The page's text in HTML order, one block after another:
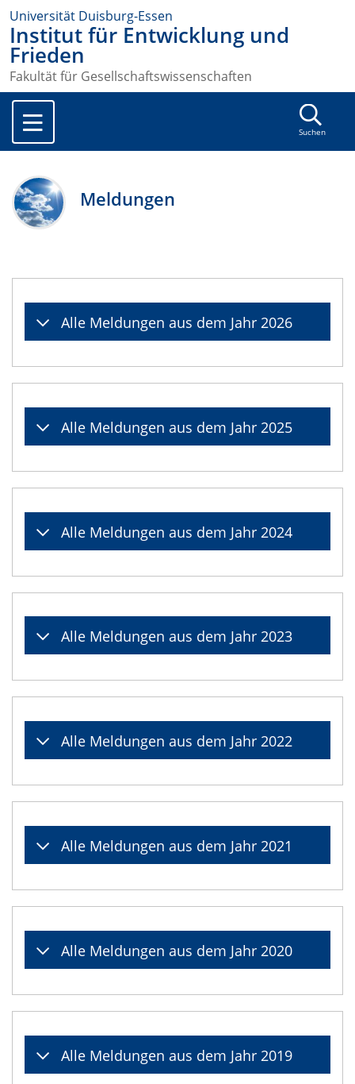
Universität Duisburg-Essen
Institut für Entwicklung und
Frieden
Fakultät für Gesellschaftswissenschaften
Suchen
Meldungen
Alle Meldungen aus dem Jahr 2026
Alle Meldungen aus dem Jahr 2025
Alle Meldungen aus dem Jahr 2024
Alle Meldungen aus dem Jahr 2023
Alle Meldungen aus dem Jahr 2022
Alle Meldungen aus dem Jahr 2021
Alle Meldungen aus dem Jahr 2020
Alle Meldungen aus dem Jahr 2019